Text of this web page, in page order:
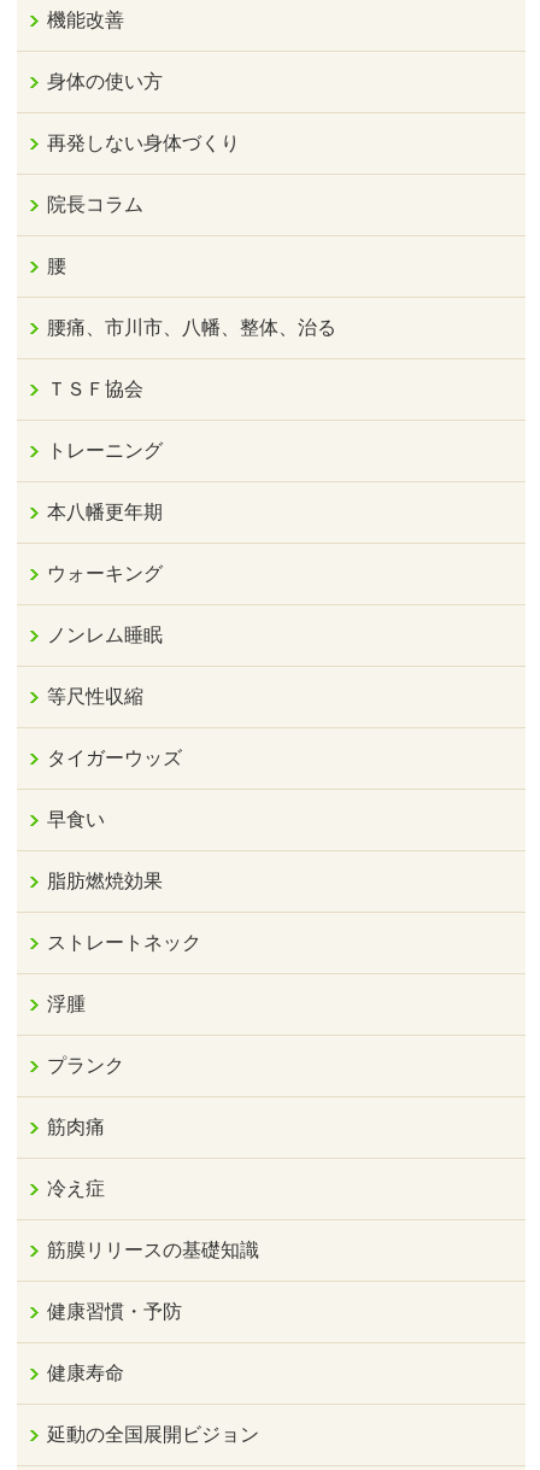
機能改善
身体の使い方
再発しない身体づくり
院長コラム
腰
腰痛、市川市、八幡、整体、治る
ＴＳＦ協会
トレーニング
本八幡更年期
ウォーキング
ノンレム睡眠
等尺性収縮
タイガーウッズ
早食い
脂肪燃焼効果
ストレートネック
浮腫
プランク
筋肉痛
冷え症
筋膜リリースの基礎知識
健康習慣・予防
健康寿命
延動の全国展開ビジョン